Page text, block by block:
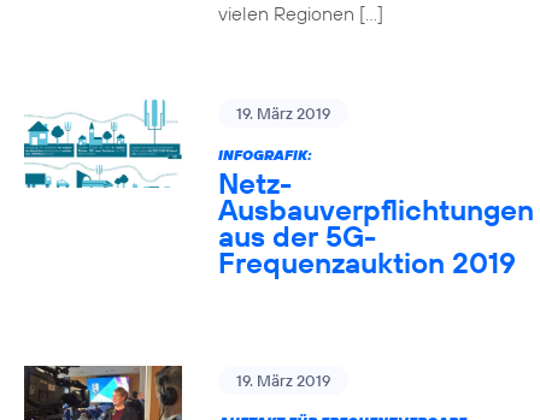
vielen Regionen […]
19. März 2019
INFOGRAFIK:
Netz-
Ausbauverpflichtungen
aus der 5G-
Frequenzauktion 2019
19. März 2019